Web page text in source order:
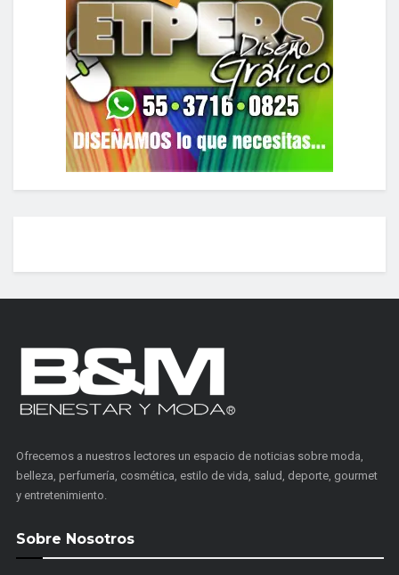
Ofrecemos a nuestros lectores un espacio de noticias sobre moda,
belleza, perfumería, cosmética, estilo de vida, salud, deporte, gourmet
y entretenimiento.
Sobre Nosotros